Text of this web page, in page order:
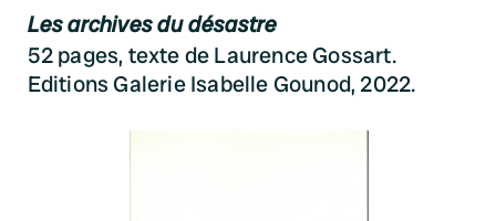
Les archives du désastre
52 pages, texte de Laurence Gossart.
Editions Galerie Isabelle Gounod, 2022.